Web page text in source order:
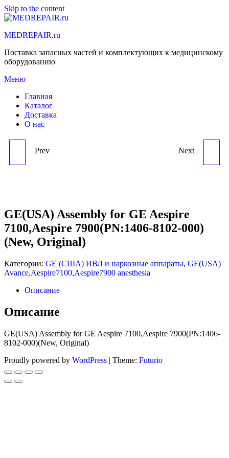
Skip to the content
MEDREPAIR.ru
Поставка запасных частей и комплектующих к медицинскому
оборудованию
Меню
Главная
Каталог
Доставка
О нас
GE(USA) ASSEMBLY FOR
7900(PN:1406-8102-000)
(NEW, ORIGINAL)
Prev GE(USA) TRANSFER
7900(PN:1406-3575-000)
Next
GE(USA) Assembly for GE Aespire
7100,Aespire 7900(PN:1406-8102-000)
(New, Original)
Категории: GE (США) ИВЛ и наркозные аппараты, GE(USA)
Avance,Aespire7100,Aespire7900 anesthesia
Описание
Описание
GE(USA) Assembly for GE Aespire 7100,Aespire 7900(PN:1406-
8102-000)(New, Original)
Proudly powered by WordPress | Theme: Futurio